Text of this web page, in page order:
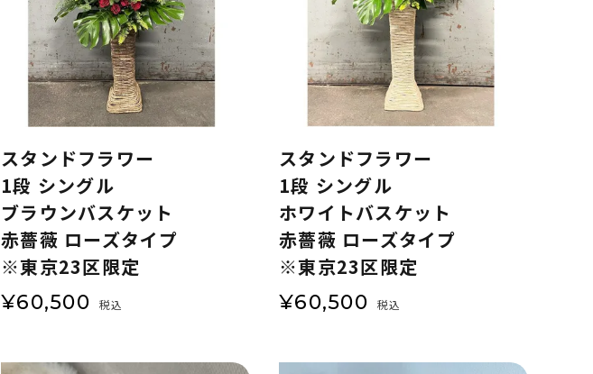
スタンドフラワー
1段 シングル
ブラウンバスケット
赤薔薇 ローズタイプ
※東京23区限定
¥60,500 税込
スタンドフラワー
1段 シングル
ホワイトバスケット
赤薔薇 ローズタイプ
※東京23区限定
¥60,500 税込